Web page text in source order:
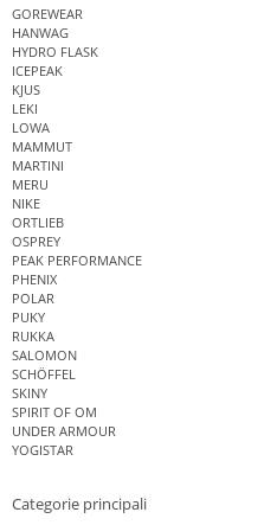
GOREWEAR
HANWAG
HYDRO FLASK
ICEPEAK
KJUS
LEKI
LOWA
MAMMUT
MARTINI
MERU
NIKE
ORTLIEB
OSPREY
PEAK PERFORMANCE
PHENIX
POLAR
PUKY
RUKKA
SALOMON
SCHÖFFEL
SKINY
SPIRIT OF OM
UNDER ARMOUR
YOGISTAR
Categorie principali